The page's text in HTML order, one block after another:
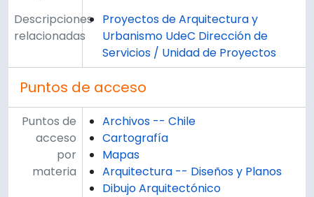
Descripciones
relacionadas
Proyectos de Arquitectura y
Urbanismo UdeC Dirección de
Servicios / Unidad de Proyectos
Puntos de acceso
Puntos de
acceso
por
materia
Archivos -- Chile
Cartografía
Mapas
Arquitectura -- Diseños y Planos
Dibujo Arquitectónico